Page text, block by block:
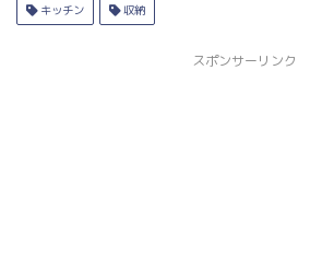
キッチン 収納
スポンサーリンク